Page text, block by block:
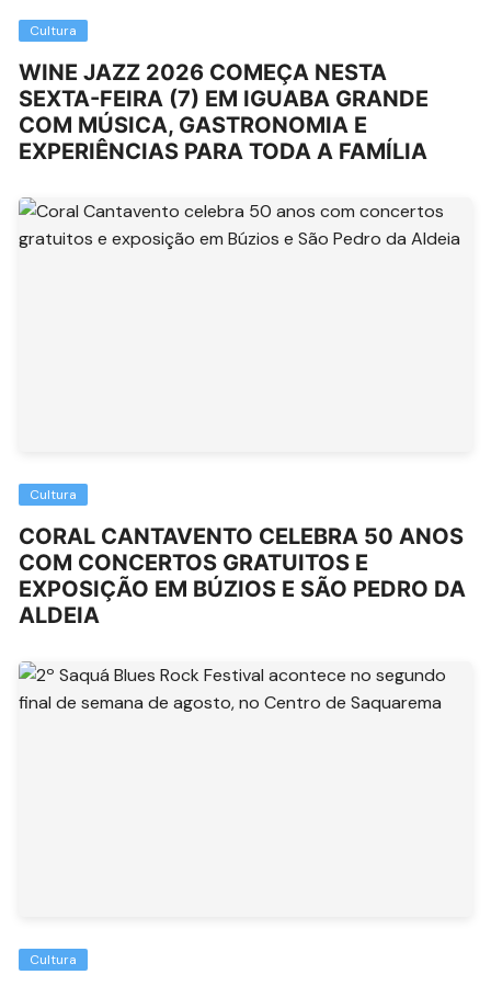
Cultura
WINE JAZZ 2026 COMEÇA NESTA
SEXTA-FEIRA (7) EM IGUABA GRANDE
COM MÚSICA, GASTRONOMIA E
EXPERIÊNCIAS PARA TODA A FAMÍLIA
Cultura
CORAL CANTAVENTO CELEBRA 50 ANOS
COM CONCERTOS GRATUITOS E
EXPOSIÇÃO EM BÚZIOS E SÃO PEDRO DA
ALDEIA
Cultura